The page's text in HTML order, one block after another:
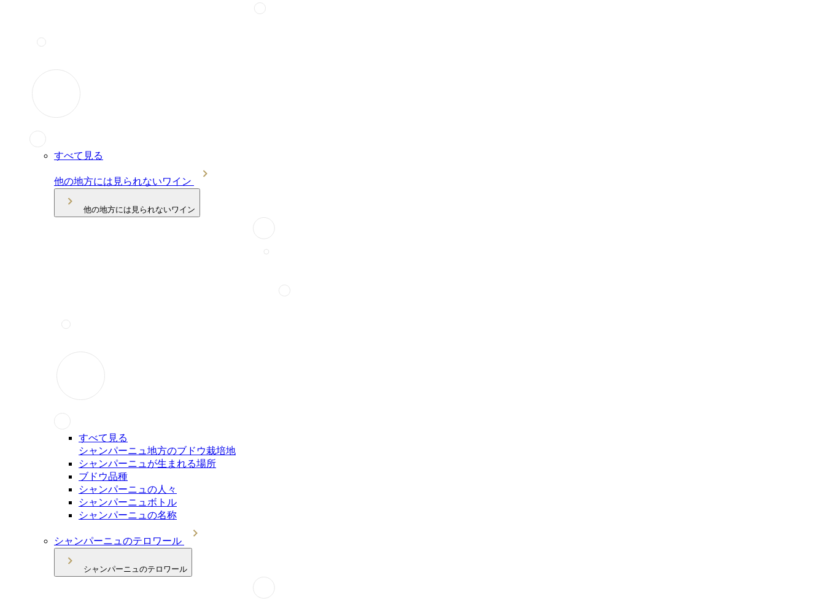
すべて見る
他の地方には見られないワイン
他の地方には見られないワイン
すべて見る
シャンパーニュ地方のブドウ栽培地
シャンパーニュが生まれる場所
ブドウ品種
シャンパーニュの人々
シャンパーニュボトル
シャンパーニュの名称
シャンパーニュのテロワール
シャンパーニュのテロワール